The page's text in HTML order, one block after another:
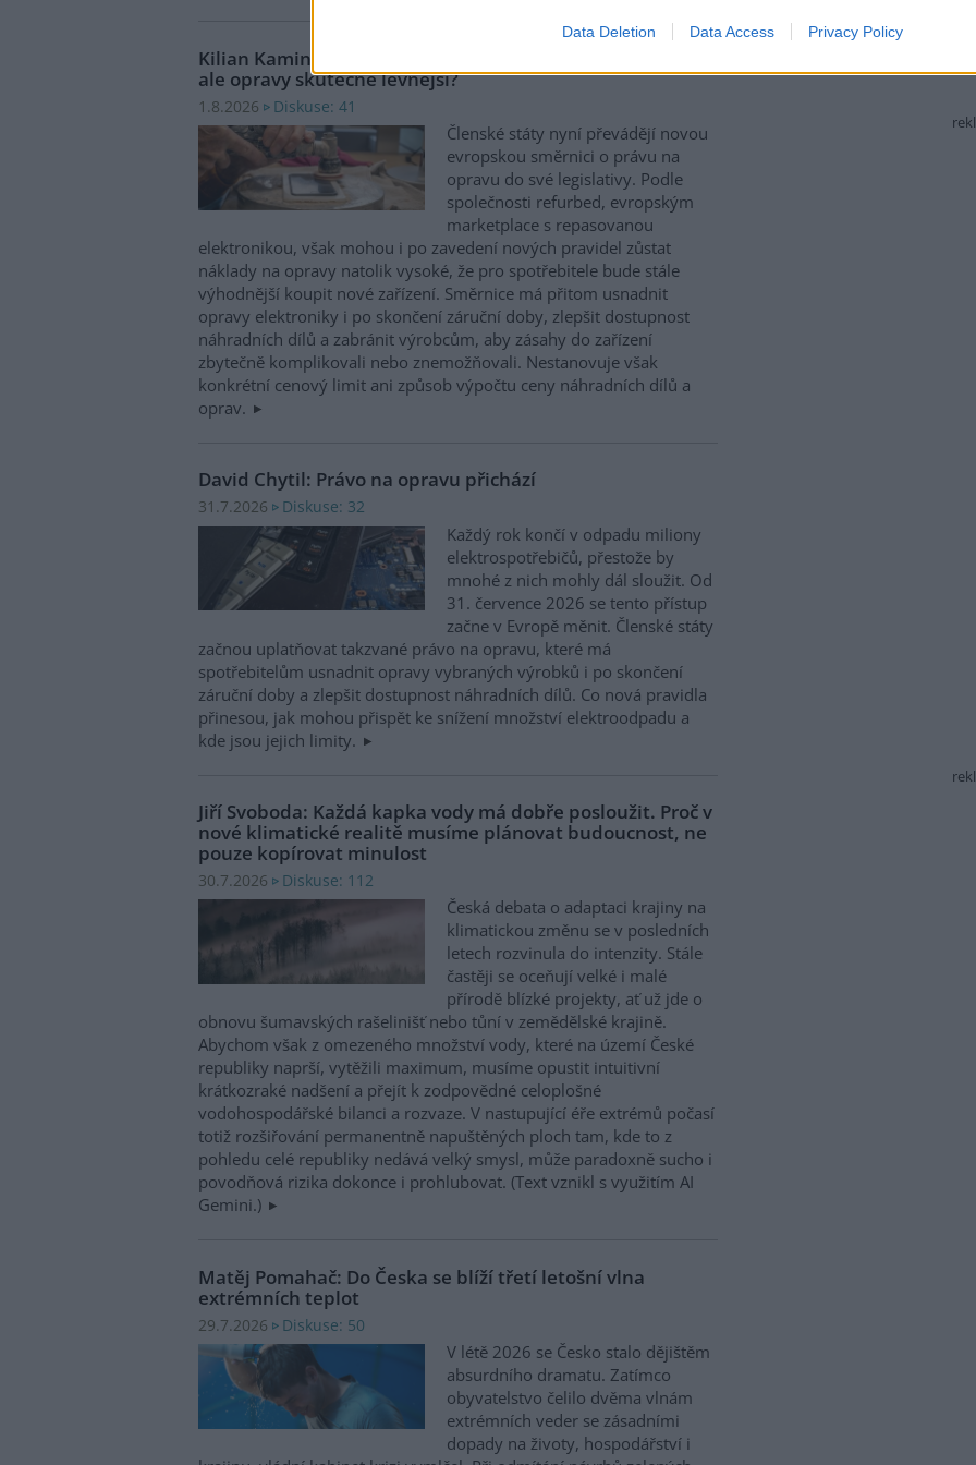
Data Deletion Data Access Privacy Policy
Kilian Kaminski: Evropa slibuje právo na opravu. Budou
ale opravy skutečně levnější?
1.8.2026 Diskuse: 41
Členské státy nyní převádějí novou
evropskou směrnici o právu na
opravu do své legislativy. Podle
společnosti refurbed, evropským
marketplace s repasovanou
elektronikou, však mohou i po zavedení nových pravidel zůstat
náklady na opravy natolik vysoké, že pro spotřebitele bude stále
výhodnější koupit nové zařízení. Směrnice má přitom usnadnit
opravy elektroniky i po skončení záruční doby, zlepšit dostupnost
náhradních dílů a zabránit výrobcům, aby zásahy do zařízení
zbytečně komplikovali nebo znemožňovali. Nestanovuje však
konkrétní cenový limit ani způsob výpočtu ceny náhradních dílů a
oprav.
David Chytil: Právo na opravu přichází
31.7.2026 Diskuse: 32
Každý rok končí v odpadu miliony
elektrospotřebičů, přestože by
mnohé z nich mohly dál sloužit. Od
31. července 2026 se tento přístup
začne v Evropě měnit. Členské státy
začnou uplatňovat takzvané právo na opravu, které má
spotřebitelům usnadnit opravy vybraných výrobků i po skončení
záruční doby a zlepšit dostupnost náhradních dílů. Co nová pravidla
přinesou, jak mohou přispět ke snížení množství elektroodpadu a
kde jsou jejich limity.
Jiří Svoboda: Každá kapka vody má dobře posloužit. Proč v
nové klimatické realitě musíme plánovat budoucnost, ne
pouze kopírovat minulost
30.7.2026 Diskuse: 112
Česká debata o adaptaci krajiny na
klimatickou změnu se v posledních
letech rozvinula do intenzity. Stále
častěji se oceňují velké i malé
přírodě blízké projekty, ať už jde o
obnovu šumavských rašelinišť nebo tůní v zemědělské krajině.
Abychom však z omezeného množství vody, které na území České
republiky naprší, vytěžili maximum, musíme opustit intuitivní
krátkozraké nadšení a přejít k zodpovědné celoplošné
vodohospodářské bilanci a rozvaze. V nastupující éře extrémů počasí
totiž rozšiřování permanentně napuštěných ploch tam, kde to z
pohledu celé republiky nedává velký smysl, může paradoxně sucho i
povodňová rizika dokonce i prohlubovat. (Text vznikl s využitím AI
Gemini.)
Matěj Pomahač: Do Česka se blíží třetí letošní vlna
extrémních teplot
29.7.2026 Diskuse: 50
V létě 2026 se Česko stalo dějištěm
absurdního dramatu. Zatímco
obyvatelstvo čelilo dvěma vlnám
extrémních veder se zásadními
dopady na životy, hospodářství i